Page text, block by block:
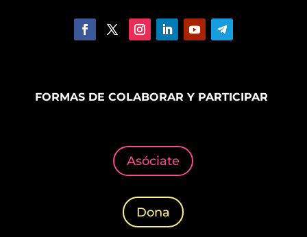
FORMAS DE COLABORAR Y PARTICIPAR
Asóciate
Dona